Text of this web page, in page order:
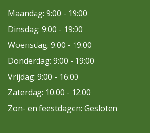
Maandag: 9:00 - 19:00
Dinsdag: 9:00 - 19:00
Woensdag: 9:00 - 19:00
Donderdag: 9:00 - 19:00
Vrijdag: 9:00 - 16:00
Zaterdag: 10.00 - 12.00
Zon- en feestdagen: Gesloten